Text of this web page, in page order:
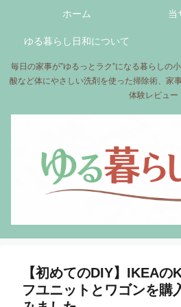
毎日の家事が”ゆるっとラク”になる暮らしの
酸など体にやさしい洗剤を使った掃除術、家
体験レビュー
ホーム 当
ゆる暮らし日和について
【初めてのDIY】IKEA
フユニットとワゴンを購